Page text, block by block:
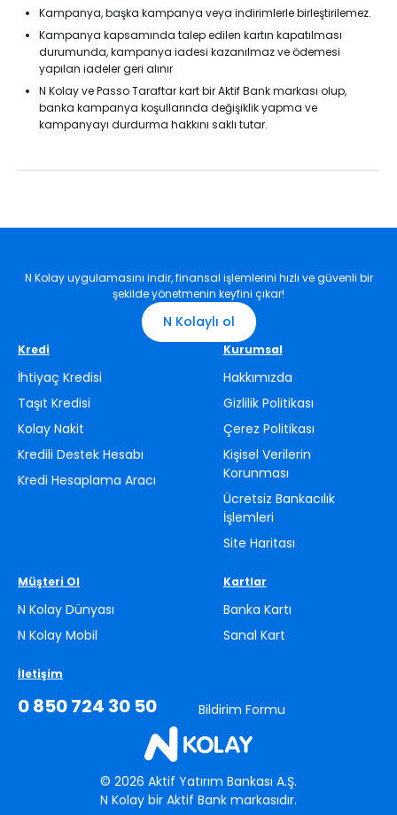
Kampanya, başka kampanya veya indirimlerle birleştirilemez.
Kampanya kapsamında talep edilen kartın kapatılması
durumunda, kampanya iadesi kazanılmaz ve ödemesi
yapılan iadeler geri alınır
N Kolay ve Passo Taraftar kart bir Aktif Bank markası olup,
banka kampanya koşullarında değişiklik yapma ve
kampanyayı durdurma hakkını saklı tutar.
© 2026 Aktif Yatırım Bankası A.Ş.
N Kolay bir Aktif Bank markasıdır.
Kredi
İhtiyaç Kredisi
Taşıt Kredisi
Kolay Nakit
Kredili Destek Hesabı
Kredi Hesaplama Aracı
Kurumsal
Hakkımızda
Gizlilik Politikası
Çerez Politikası
Kişisel Verilerin
Korunması
Ücretsiz Bankacılık
İşlemleri
Site Haritası
Müşteri Ol
N Kolay Dünyası
N Kolay Mobil
Kartlar
Banka Kartı
Sanal Kart
İletişim
0 850 724 30 50 Bildirim Formu
N Kolay uygulamasını indir, finansal işlemlerini hızlı ve güvenli bir
şekilde yönetmenin keyfini çıkar!
N Kolaylı ol